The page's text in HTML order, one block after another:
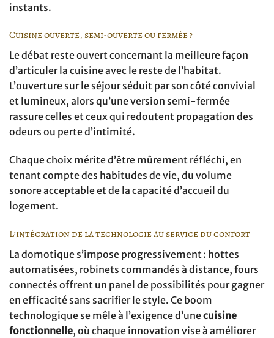
instants.
Cuisine ouverte, semi-ouverte ou fermée ?
Le débat reste ouvert concernant la meilleure façon
d’articuler la cuisine avec le reste de l’habitat.
L’ouverture sur le séjour séduit par son côté convivial
et lumineux, alors qu’une version semi-fermée
rassure celles et ceux qui redoutent propagation des
odeurs ou perte d’intimité.
Chaque choix mérite d’être mûrement réfléchi, en
tenant compte des habitudes de vie, du volume
sonore acceptable et de la capacité d’accueil du
logement.
L’intégration de la technologie au service du confort
La domotique s’impose progressivement : hottes
automatisées, robinets commandés à distance, fours
connectés offrent un panel de possibilités pour gagner
en efficacité sans sacrifier le style. Ce boom
technologique se mêle à l’exigence d’unecuisine
fonctionnelle, où chaque innovation vise à améliorer